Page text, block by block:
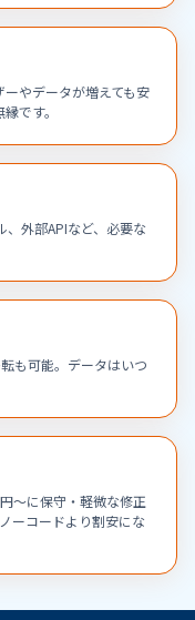
やデータが増えても安
です。
外部APIなど、必要な
も可能。データはいつ
〜に保守・軽微な修正
ーコードより割安にな